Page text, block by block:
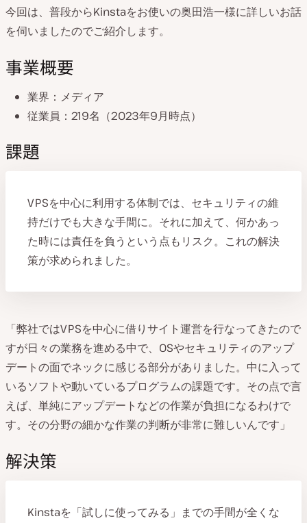
の
国
:
今回は、普段からKinstaをお使いの奥田浩一様に詳しいお話
を伺いましたのでご紹介します。
事業概要
業界：メディア
従業員：219名（2023年9月時点）
課題
VPSを中心に利用する体制では、セキュリティの維
持だけでも大きな手間に。それに加えて、何かあっ
た時には責任を負うという点もリスク。これの解決
策が求められました。
「弊社ではVPSを中心に借りサイト運営を行なってきたので
すが日々の業務を進める中で、OSやセキュリティのアップ
デートの面でネックに感じる部分がありました。中に入って
いるソフトや動いているプログラムの課題です。その点で言
えば、単純にアップデートなどの作業が負担になるわけで
す。その分野の細かな作業の判断が非常に難しいんです」
解決策
Kinstaを「試しに使ってみる」までの手間が全くな